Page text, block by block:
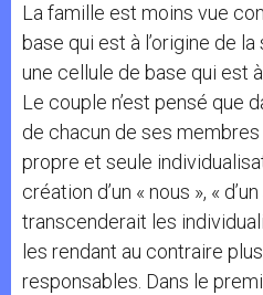
La famille est moins vue
base qui est à l’origine de
une cellule de base qui est à
Le couple n’est pensé que
de chacun de ses
propre et seule
création d’un « nous », «
transcenderait les
les rendant au contraire
responsables. Dans le